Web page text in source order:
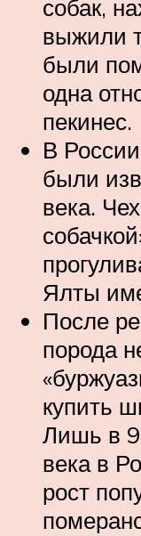
собак,
выжили
были
одна
пекинес.
В
были
века.
Ялты
После
порода
купить
Лишь в
века в
рост